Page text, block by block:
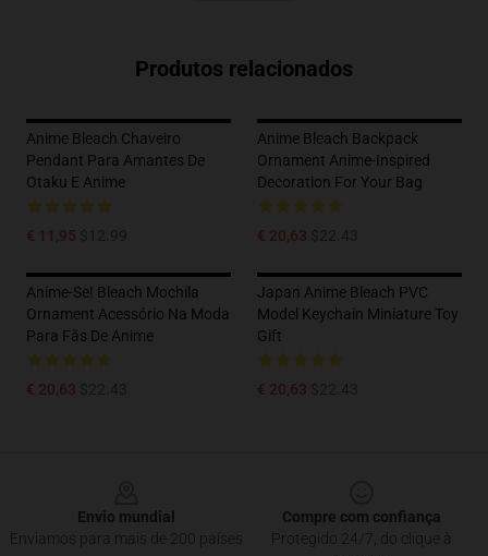
Produtos relacionados
Anime Bleach Chaveiro
Pendant Para Amantes De
Otaku E Anime
€ 11,95
Anime Bleach Backpack
Ornament Anime-Inspired
Decoration For Your Bag
€ 20,63
Anime-Se! Bleach Mochila
Ornament Acessório Na Moda
Para Fãs De Anime
€ 20,63
Japan Anime Bleach PVC
Model Keychain Miniature Toy
Gift
€ 20,63
Envio mundial
Enviamos para mais de 200 países
Compre com confiança
Protegido 24/7, do clique à